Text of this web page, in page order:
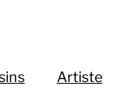
Artiste